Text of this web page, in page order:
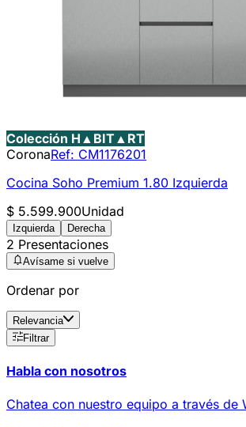
Colección H▲BIT▲RT
CoronaRef: CM1176201
Cocina Soho Premium 1.80 Izquierda
$ 5.599.900Unidad
Izquierda Derecha
2 Presentaciones
Avísame si vuelve
Ordenar por
Relevancia
Filtrar
Habla con nosotros
Chatea con nuestro equipo a través de